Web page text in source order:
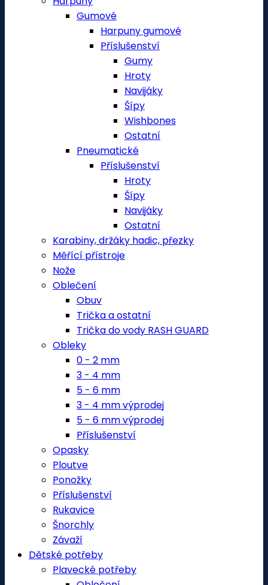
Gumové
Harpuny gumové
Příslušenství
Gumy
Hroty
Navijáky
Šípy
Wishbones
Ostatní
Pneumatické
Příslušenství
Hroty
Šípy
Navijáky
Ostatní
Karabiny, držáky hadic, přezky
Měřící přístroje
Nože
Oblečení
Obuv
Trička a ostatní
Trička do vody RASH GUARD
Obleky
0 - 2 mm
3 - 4 mm
5 - 6 mm
3 - 4 mm výprodej
5 - 6 mm výprodej
Příslušenství
Opasky
Ploutve
Ponožky
Příslušenství
Rukavice
Šnorchly
Závaží
Dětské potřeby
Plavecké potřeby